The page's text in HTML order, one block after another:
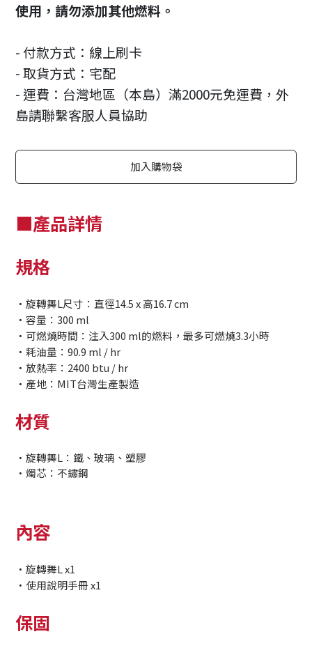
使用，請勿添加其他燃料。
- 付款方式：線上刷卡
- 取貨方式：宅配
- 運費：台灣地區（本島）滿2000元免運費，外
島請聯繫客服人員協助
加入購物袋
■產品詳情
規格
・旋轉舞L尺寸：直徑14.5 x 高16.7 cm
・容量：300 ml
・可燃燒時間：注入300 ml的燃料，最多可燃燒3.3小時
・耗油量：90.9 ml / hr
・放熱率：2400 btu / hr
・產地：MIT台灣生產製造
材質
・旋轉舞L：鐵、玻璃、塑膠
・燭芯：不鏽鋼
內容
・旋轉舞L x1
・使用說明手冊 x1
保固